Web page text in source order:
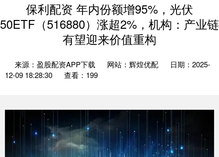
保利配资 年内份额增95%，光伏
50ETF（516880）涨超2%，机构：产业链
有望迎来价值重构
来源：盈股配资APP下载 网站：辉煌优配
日期：2025-
12-09 18:28:30
查看：199